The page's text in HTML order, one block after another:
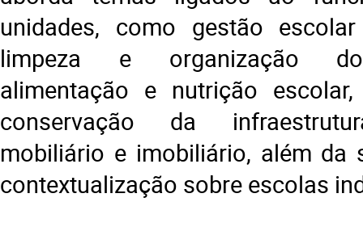
unidades, como gestão
limpeza e organização
alimentação e nutrição
conservação da
mobiliário e imobiliário, além da
contextualização sobre escolas